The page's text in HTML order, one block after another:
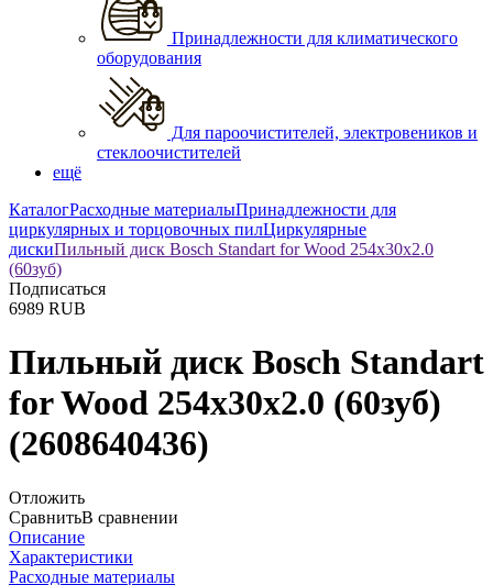
Принадлежности для климатического
оборудования
Для пароочистителей, электровеников и
стеклоочистителей
ещё
КаталогРасходные материалыПринадлежности для
циркулярных и торцовочных пилЦиркулярные
дискиПильный диск Bosch Standart for Wood 254x30x2.0
(60зуб)
Подписаться
6989 RUB
Пильный диск Bosch Standart
for Wood 254x30x2.0 (60зуб)
(2608640436)
Отложить
СравнитьВ сравнении
Описание
Характеристики
Расходные материалы